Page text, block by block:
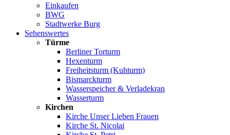
Einkaufen
BWG
Stadtwerke Burg
Sehenswertes
Türme
Berliner Torturm
Hexenturm
Freiheitsturm (Kuhturm)
Bismarckturm
Wasserspeicher & Verladekran
Wasserturm
Kirchen
Kirche Unser Lieben Frauen
Kirche St. Nicolai